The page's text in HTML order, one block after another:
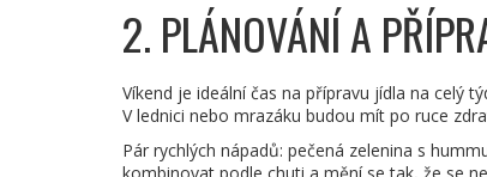
2. PLÁNOVÁNÍ A
Víkend je ideální čas na přípravu jídla na celý
V lednici nebo mrazáku budou mít po ruce
Pár rychlých nápadů: pečená zelenina s